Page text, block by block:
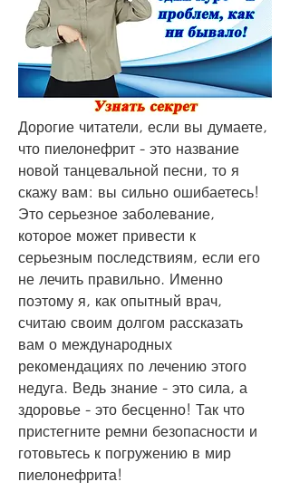
Дорогие читатели, если вы думаете,
что пиелонефрит - это название
новой танцевальной песни, то я
скажу вам: вы сильно ошибаетесь!
Это серьезное заболевание,
которое может привести к
серьезным последствиям, если его
не лечить правильно. Именно
поэтому я, как опытный врач,
считаю своим долгом рассказать
вам о международных
рекомендациях по лечению этого
недуга. Ведь знание - это сила, а
здоровье - это бесценно! Так что
пристегните ремни безопасности и
готовьтесь к погружению в мир
пиелонефрита!